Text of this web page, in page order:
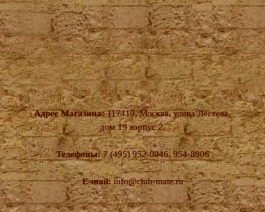
Адрес Магазина:117419, Москва, улица Лестева,
дом 19 корпус 2.
Телефоны:7 (495) 952-0046, 954-8906
E-mail: info@club-mate.ru